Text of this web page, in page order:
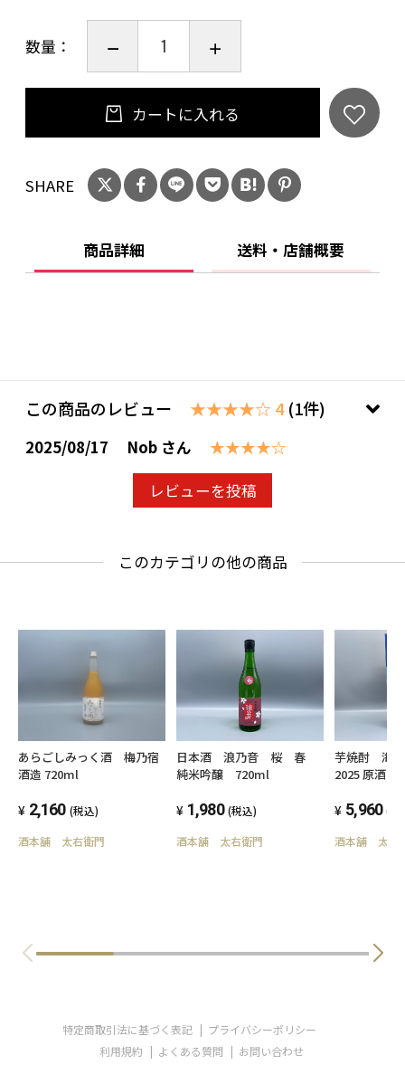
数量：
カートに入れる
SHARE
商品詳細 送料・店舗概要
この商品のレビュー ★★★★☆ 4 (1件)
2025/08/17 Nob さん ★★★★☆
レビューを投稿
このカテゴリの他の商品
あらごしみっく酒 梅乃宿
酒造 720ml
2,160 (税込)
酒本舗 太右衛門
日本酒 浪乃音 桜 春
純米吟醸 720ml
1,980 (税込)
酒本舗 太右衛門
芋焼酎 海
2025 原酒
満5,960 (税
酒本舗 太右
特定商取引法に基づく表記
プライバシーポリシー
利用規約
よくある質問 お問い合わせ